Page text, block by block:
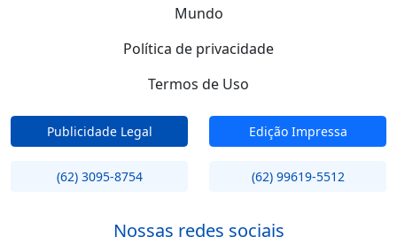
Mundo
Política de privacidade
Termos de Uso
Publicidade Legal Edição Impressa
(62) 3095-8754 (62) 99619-5512
Nossas redes sociais